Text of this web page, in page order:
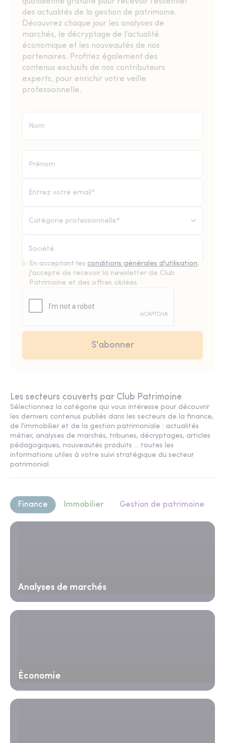
des actualités de la gestion de patrimoine.
Découvrez chaque jour les analyses de
marchés, le décryptage de l’actualité
économique et les nouveautés de nos
partenaires. Profitez également des
contenus exclusifs de nos contributeurs
experts, pour enrichir votre veille
professionnelle.
Catégorie professionnelle*
En acceptant les conditions générales d'utilisation,
j'accepte de recevoir la newsletter de Club
Patrimoine et des offres ciblées.
Les secteurs couverts par Club Patrimoine
Sélectionnez la catégorie qui vous intéresse pour découvrir
les derniers contenus publiés dans les secteurs de la finance,
de l'immobilier et de la gestion patrimoniale : actualités
métier, analyses de marchés, tribunes, décryptages, articles
pédagogiques, nouveautés produits ... toutes les
informations utiles à votre suivi stratégique du secteur
patrimonial.
Finance Immobilier Gestion de patrimoine
Analyses de marchés
Économie